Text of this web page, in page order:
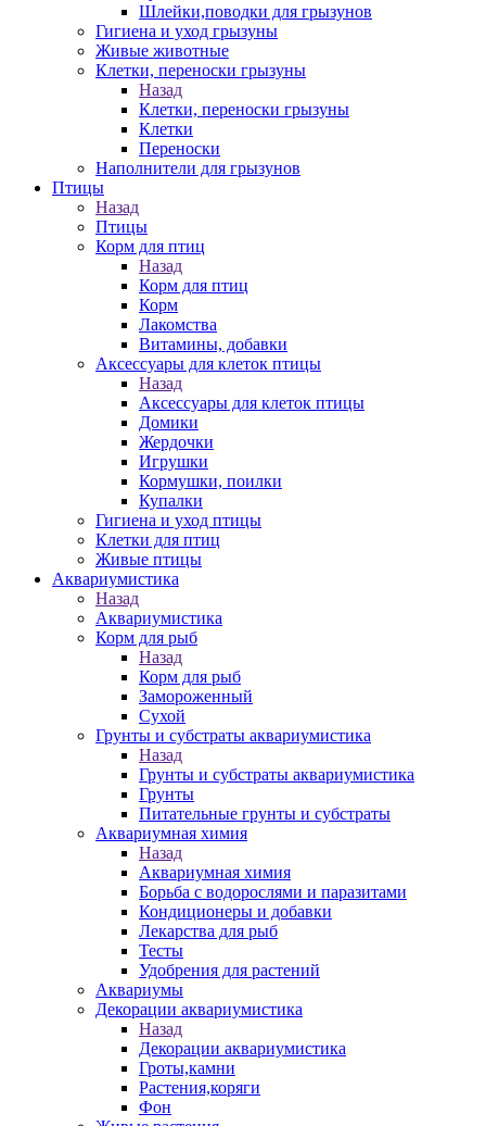
Шлейки,поводки для грызунов
Гигиена и уход грызуны
Живые животные
Клетки, переноски грызуны
Назад
Клетки, переноски грызуны
Клетки
Переноски
Наполнители для грызунов
Птицы
Назад
Птицы
Корм для птиц
Назад
Корм для птиц
Корм
Лакомства
Витамины, добавки
Аксессуары для клеток птицы
Назад
Аксессуары для клеток птицы
Домики
Жердочки
Игрушки
Кормушки, поилки
Купалки
Гигиена и уход птицы
Клетки для птиц
Живые птицы
Аквариумистика
Назад
Аквариумистика
Корм для рыб
Назад
Корм для рыб
Замороженный
Сухой
Грунты и субстраты аквариумистика
Назад
Грунты и субстраты аквариумистика
Грунты
Питательные грунты и субстраты
Аквариумная химия
Назад
Аквариумная химия
Борьба с водорослями и паразитами
Кондиционеры и добавки
Лекарства для рыб
Тесты
Удобрения для растений
Аквариумы
Декорации аквариумистика
Назад
Декорации аквариумистика
Гроты,камни
Растения,коряги
Фон